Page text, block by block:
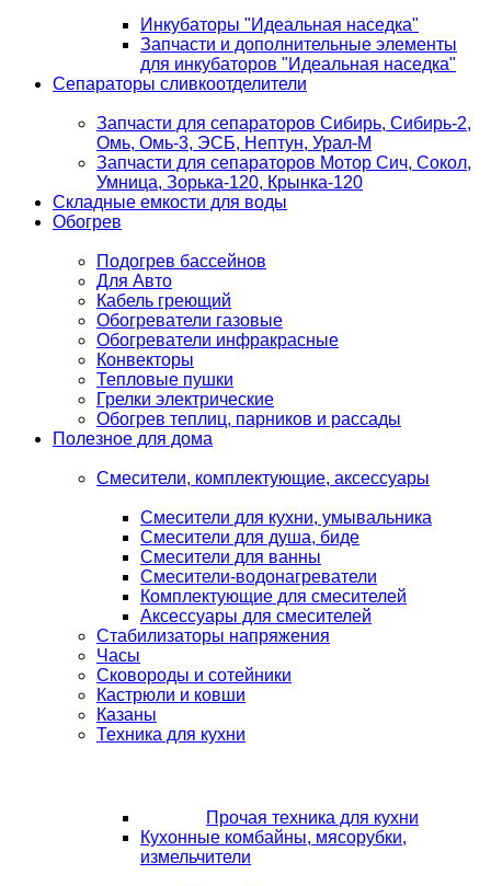
Инкубаторы "Идеальная наседка"
Запчасти и дополнительные элементы
для инкубаторов "Идеальная наседка"
Сепараторы сливкоотделители
Запчасти для сепараторов Сибирь, Сибирь-2,
Омь, Омь-3, ЭСБ, Нептун, Урал-М
Запчасти для сепараторов Мотор Сич, Сокол,
Умница, Зорька-120, Крынка-120
Складные емкости для воды
Обогрев
Подогрев бассейнов
Для Авто
Кабель греющий
Обогреватели газовые
Обогреватели инфракрасные
Конвекторы
Тепловые пушки
Грелки электрические
Обогрев теплиц, парников и рассады
Полезное для дома
Смесители, комплектующие, аксессуары
Смесители для кухни, умывальника
Смесители для душа, биде
Смесители для ванны
Смесители-водонагреватели
Комплектующие для смесителей
Аксессуары для смесителей
Стабилизаторы напряжения
Часы
Сковороды и сотейники
Кастрюли и ковши
Казаны
Техника для кухни
Прочая техника для кухни
Кухонные комбайны, мясорубки,
измельчители